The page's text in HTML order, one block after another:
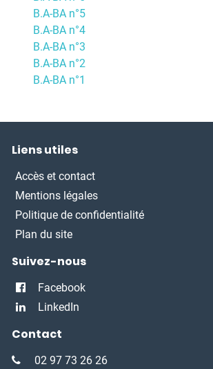
B.A-BA n°5
B.A-BA n°4
B.A-BA n°3
B.A-BA n°2
B.A-BA n°1
Liens utiles
Accès et contact
Mentions légales
Politique de confidentialité
Plan du site
Suivez-nous
Facebook
LinkedIn
Contact
02 97 73 26 26